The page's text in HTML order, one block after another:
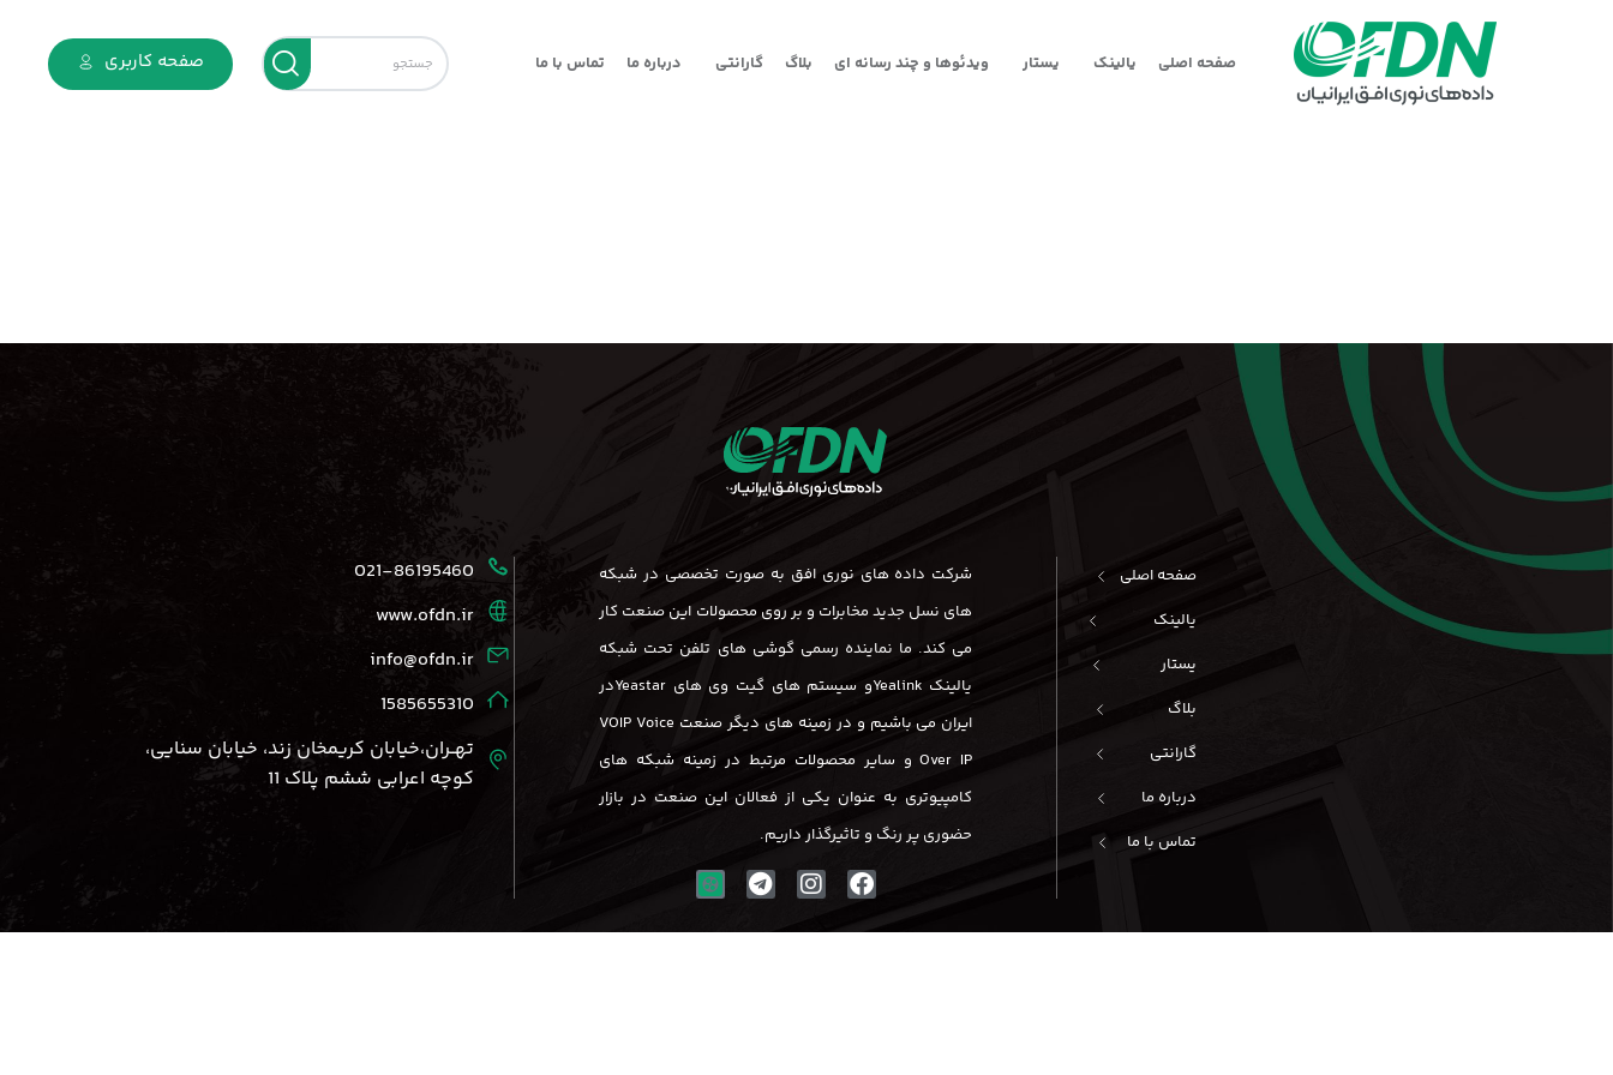
صفحه اصلی یالینک یستار ویدئوها و چند رسانه ای بلاگ گارانتی درباره ما تماس با ما صفحه کاربری
صفحه اصلی
یالینک
یستار
بلاگ
گارانتی
درباره ما
تماس با ما
شرکت داده های نوری افق به صورت تخصصی در شبکه
های نسل جدید مخابرات و بر روی محصولات این صنعت کار
می کند. ما نماینده رسمی گوشی های تلفن تحت شبکه
یالینک Yealinkو سیستم های گیت وی های Yeastarدر
ایران می باشیم و در زمینه های دیگر صنعت VOIP Voice
Over IP و سایر محصولات مرتبط در زمینه شبکه های
کامپیوتری به عنوان یکی از فعالان این صنعت در بازار
حضوری پر رنگ و تاثیرگذار داریم.
021-86195460
www.ofdn.ir
info@ofdn.ir
1585655310
تهــران،خیابان کریمخان زند، خیابان سنایی،
کوچه اعرابی ششم پلاک 11